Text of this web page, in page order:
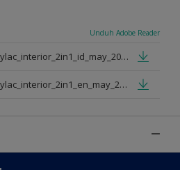
Unduh Adobe Reader
tds_a930_dulux_catylac_interior_2in1_id_may_2025.pdf
tds_a930_dulux_catylac_interior_2in1_en_may_2025.pdf